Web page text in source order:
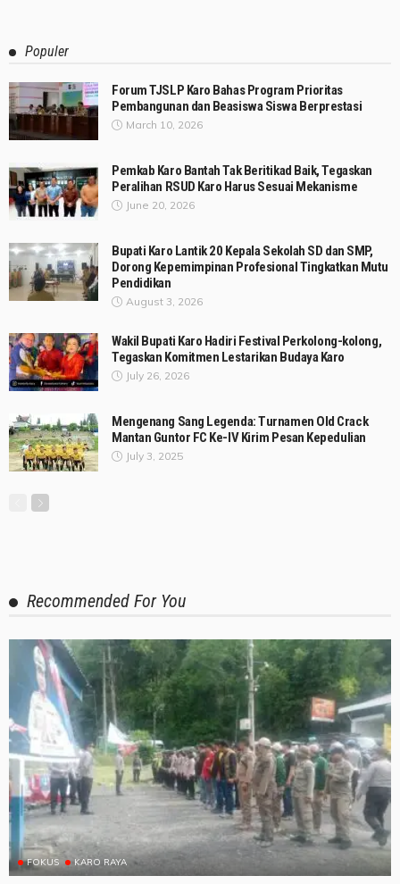
Populer
Forum TJSLP Karo Bahas Program Prioritas
Pembangunan dan Beasiswa Siswa Berprestasi
March 10, 2026
Pemkab Karo Bantah Tak Beritikad Baik, Tegaskan
Peralihan RSUD Karo Harus Sesuai Mekanisme
June 20, 2026
Bupati Karo Lantik 20 Kepala Sekolah SD dan SMP,
Dorong Kepemimpinan Profesional Tingkatkan Mutu
Pendidikan
August 3, 2026
Wakil Bupati Karo Hadiri Festival Perkolong-kolong,
Tegaskan Komitmen Lestarikan Budaya Karo
July 26, 2026
Mengenang Sang Legenda: Turnamen Old Crack
Mantan Guntor FC Ke-IV Kirim Pesan Kepedulian
July 3, 2025
Recommended For You
FOKUS KARO RAYA